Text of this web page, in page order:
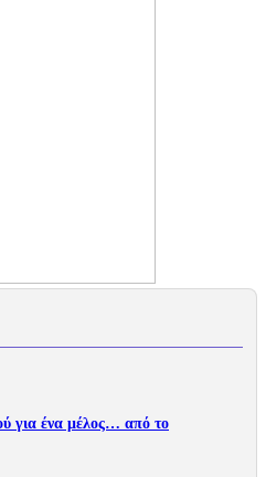
για ένα μέλος… από το